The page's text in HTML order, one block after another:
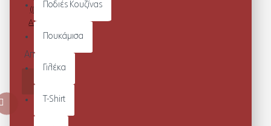
Ποδιές Κουζίνας
Πουκάμισα
Γιλέκα
T-Shirt
(ΠΑΠΟΥΤΣΙΑ
ΑΣΦΑΛΕΙΑΣ -
S3 NCT)
Από 117,80€